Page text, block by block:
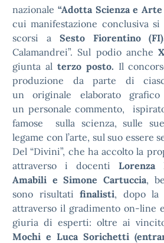
nazionale “Adotta Scienza e
cui manifestazione conclusiva
scorsi a Sesto Fiorentino (FI)
Calamandrei”. Sul podio anche
giunta al terzo posto. Il
produzione da parte di
un originale elaborato grafico
un personale commento,
famose sulla scienza, sulle
legame con l’arte, sul suo essere
Del “Divini”, che ha accolto la
attraverso i docenti Lorenza
Amabili e Simone Cartuccia,
sono risultati finalisti, dopo la
attraverso il gradimento on-line
giuria di esperti: oltre ai
Mochi e Luca Sorichetti